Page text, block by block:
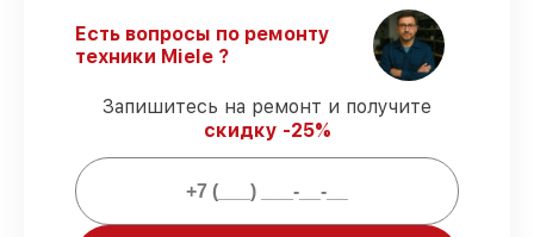
сервис варочной панели KM 6345
OBSISW выполняется строго в
оговоренные сроки.
– все работы по
обслуживанию проводятся с
официальной гарантией.
Мы гарантируем:
Есть вопросы по ремонту
техники Miele ?
Запишитесь на ремонт и получите
скидку -25%